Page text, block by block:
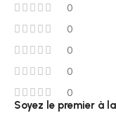
0
0
0
0
0
Soyez le premier à